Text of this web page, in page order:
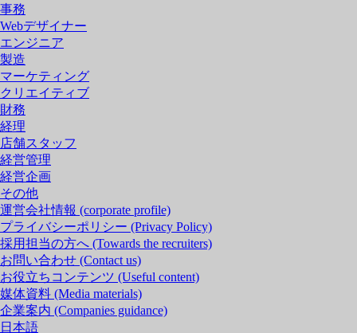
事務
Webデザイナー
エンジニア
製造
マーケティング
クリエイティブ
財務
経理
店舗スタッフ
経営管理
経営企画
その他
運営会社情報 (corporate profile)
プライバシーポリシー (Privacy Policy)
採用担当の方へ (Towards the recruiters)
お問い合わせ (Contact us)
お役立ちコンテンツ (Useful content)
媒体資料 (Media materials)
企業案内 (Companies guidance)
日本語